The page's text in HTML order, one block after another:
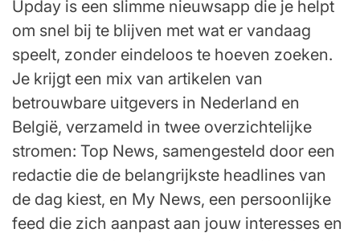
Upday is een slimme nieuwsapp die je helpt
om snel bij te blijven met wat er vandaag
speelt, zonder eindeloos te hoeven zoeken.
Je krijgt een mix van artikelen van
betrouwbare uitgevers in Nederland en
België, verzameld in twee overzichtelijke
stromen: Top News, samengesteld door een
redactie die de belangrijkste headlines van
de dag kiest, en My News, een persoonlijke
feed die zich aanpast aan jouw interesses en